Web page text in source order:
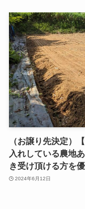
（お譲り先決定）
入れしている農地
き受け頂ける方を
2024年6月12日